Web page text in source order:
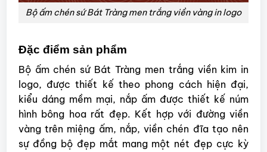
Bộ ấm chén sứ Bát Tràng men trắng viền vàng in logo
Đặc điểm sản phẩm
Bộ ấm chén sứ Bát Tràng men trắng viền kim in
logo, được thiết kế theo phong cách hiện đại,
kiểu dáng mềm mại, nắp ấm được thiết kế núm
hình bông hoa rất đẹp. Kết hợp với đường viền
vàng trên miệng ấm, nắp, viền chén đĩa tạo nên
sự đồng bộ đẹp mắt mang một nét đẹp cực kỳ